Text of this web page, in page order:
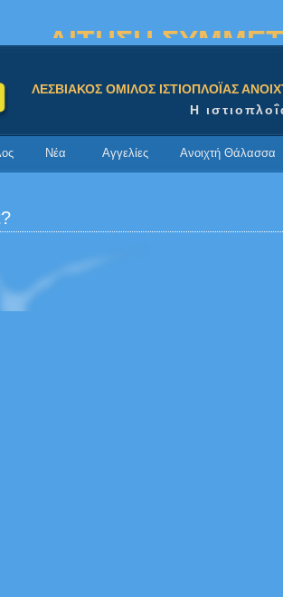
ΑΙΤΗΣΗ
ΛΕΣΒΙΑΚΟΣ ΟΜΙΛΟΣ ΙΣΤΙΟΠΛΟΪΑΣ
Η
Νέα Αγγελίες Ανοιχτή Θάλασσα